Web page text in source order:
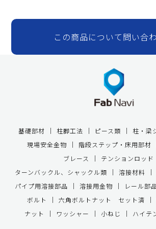
この商品について問い合
基礎部材 柱脚工法 ピース類
柱・梁
現場安全金物
階段ステップ・床用部材
ブレース
テンションロッド
ターンバックル、シャックル類
溶接材料
パイプ用溶接部品
溶接用金物 レール部
ボルト
六角ボルトナット セット済
ナット
ワッシャー 小ねじ ハイテ